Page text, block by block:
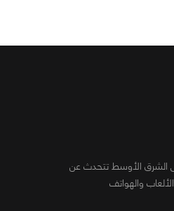
الشرق الأوسط تتحدث عن
والهواتف